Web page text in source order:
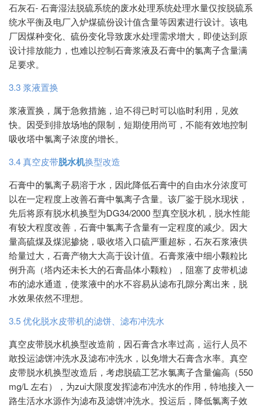
石灰石- 石膏湿法脱硫系统的废水处理系统处理水量仅按脱硫系
统水平衡及电厂入炉煤硫份设计值含量等因素进行设计。该电
厂因煤种变化、硫份变化导致废水处理需求增大，即使达到原
设计排放能力，也难以控制石膏浆液及石膏中的氯离子含量满
足要求。
3.3 浆液置换
浆液置换，属于急救措施，迫不得已时可以临时利用，见效
快。因受到排放场地的限制，短期使用尚可，不能有效地控制
吸收塔中氯离子浓度的增长。
3.4 真空皮带脱水机换型改造
石膏中的氯离子易溶于水，因此降低石膏中的自由水分浓度可
以在一定程度上改善石膏中氯离子含量。该厂鉴于脱水现状，
先后将原有脱水机换型为DG34/2000 型真空脱水机，脱水性能
有较大程度改善，石膏中氯离子含量有一定程度的减少。因大
量高硫煤及煤泥掺烧，吸收塔入口硫严重超标，石灰石浆液供
给量过大，石膏产物大大高于设计值。石膏浆液中细小颗粒比
例升高（塔内还未长大的石膏晶体小颗粒），阻塞了皮带机滤
布的滤水通道，使浆液中的水不容易从滤布孔隙分离出来，脱
水效果依然不理想。
3.5 优化脱水皮带机的滤饼、滤布冲洗水
真空皮带脱水机换型改造前，因石膏含水率过高，运行人员不
敢投运滤饼冲洗水及滤布冲洗水，以免增大石膏含水率。真空
皮带脱水机换型改造后，考虑脱硫工艺水氯离子含量偏高（550
mg/L 左右），为zui大限度发挥滤布冲洗水的作用，特地接入一
路生活水水源作为滤布及滤饼冲洗水。投运后，降低氯离子效